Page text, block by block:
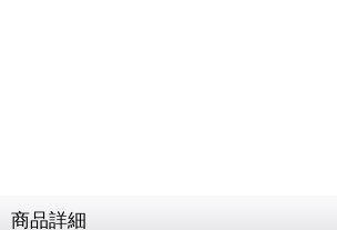
商品詳細